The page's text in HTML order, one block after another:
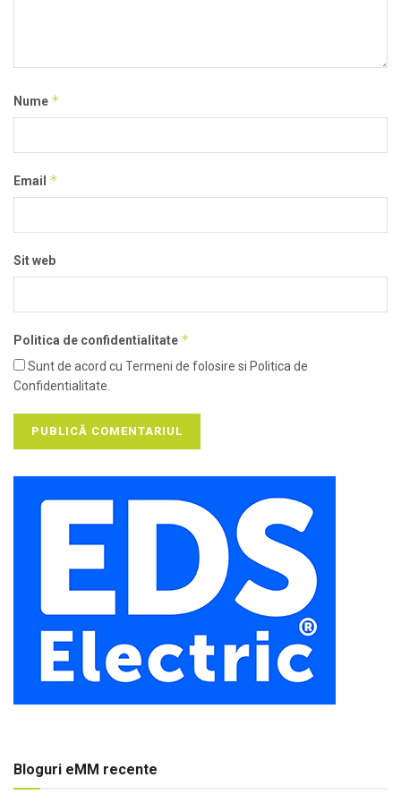
Nume *
Email *
Sit web
Politica de confidentialitate *
Sunt de acord cu Termeni de folosire si Politica de
Confidentialitate.
Bloguri eMM recente